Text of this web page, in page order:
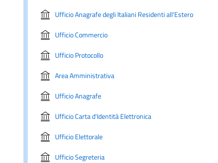
Ufficio Anagrafe degli Italiani Residenti all'Estero
Ufficio Commercio
Ufficio Protocollo
Area Amministrativa
Ufficio Anagrafe
Ufficio Carta d'Identità Elettronica
Ufficio Elettorale
Ufficio Segreteria